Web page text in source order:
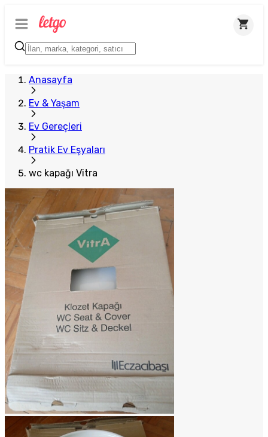
Anasayfa
Ev & Yaşam
Ev Gereçleri
Pratik Ev Eşyaları
wc kapağı Vitra